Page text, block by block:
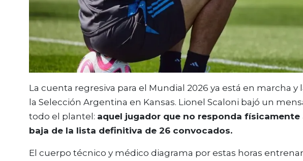
La cuenta regresiva para el Mundial 2026 ya está en marcha
la Selección Argentina en Kansas. Lionel Scaloni bajó un
todo el plantel: aquel jugador que no responda físicamente
baja de la lista definitiva de 26 convocados.
El cuerpo técnico y médico diagrama por estas horas